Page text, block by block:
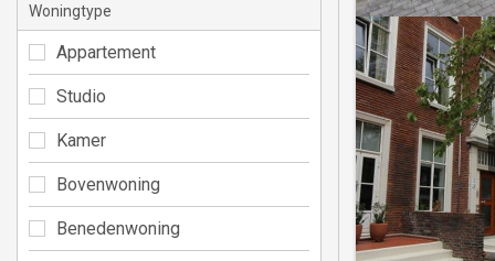
Woningtype
Appartement
Studio
Kamer
Bovenwoning
Benedenwoning